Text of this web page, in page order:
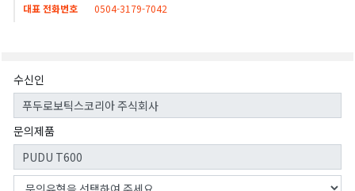
대표 전화번호 0504-3179-7042
수신인
문의제품